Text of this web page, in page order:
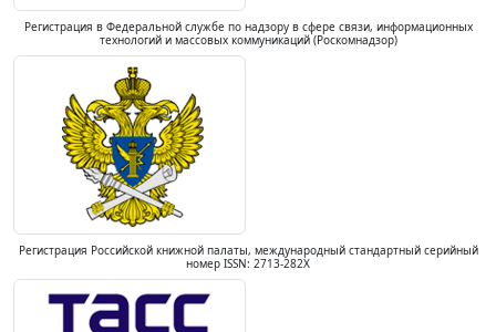
Регистрация в Федеральной службе по надзору в сфере связи, информационных
технологий и массовых коммуникаций (Роскомнадзор)
Регистрация Российской книжной палаты, международный стандартный серийный
номер ISSN: 2713-282X